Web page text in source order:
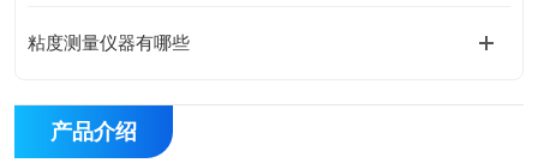
粘度测量仪器有哪些
产品介绍